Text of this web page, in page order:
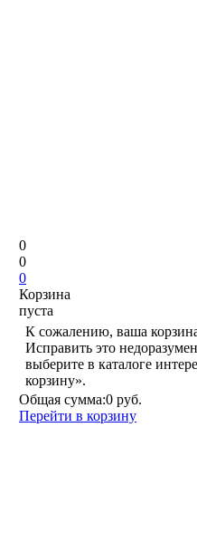
0
0
0
Корзина
пуста
К сожалению, ваша
Исправить это
выберите в каталоге
корзину».
Общая сумма:0 руб.
Перейти в корзину